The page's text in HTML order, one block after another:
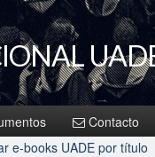
Contacto
e-books UADE por título